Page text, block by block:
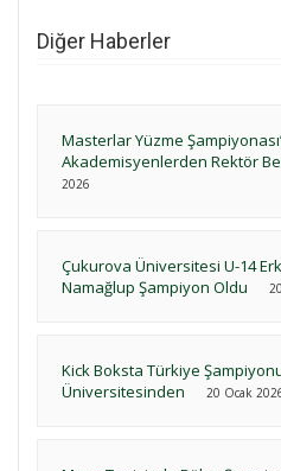
Diğer Haberler
Masterlar Yüzme
Akademisyenlerden Rektör
2026
Çukurova Üniversitesi U-14
Namağlup Şampiyon Oldu
Kick Boksta Türkiye
Üniversitesinden
20 Ocak